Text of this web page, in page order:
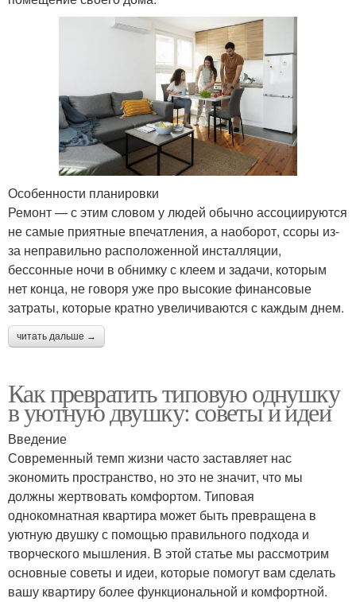
Особенности планировки
Ремонт — с этим словом у людей обычно ассоциируются
не самые приятные впечатления, а наоборот, ссоры из-
за неправильно расположенной инсталляции,
бессонные ночи в обнимку с клеем и задачи, которым
нет конца, не говоря уже про высокие финансовые
затраты, которые кратно увеличиваются с каждым днем.
читать дальше →
Как превратить типовую однушку
в уютную двушку: советы и идеи
Введение
Современный темп жизни часто заставляет нас
экономить пространство, но это не значит, что мы
должны жертвовать комфортом. Типовая
однокомнатная квартира может быть превращена в
уютную двушку с помощью правильного подхода и
творческого мышления. В этой статье мы рассмотрим
основные советы и идеи, которые помогут вам сделать
вашу квартиру более функциональной и комфортной.